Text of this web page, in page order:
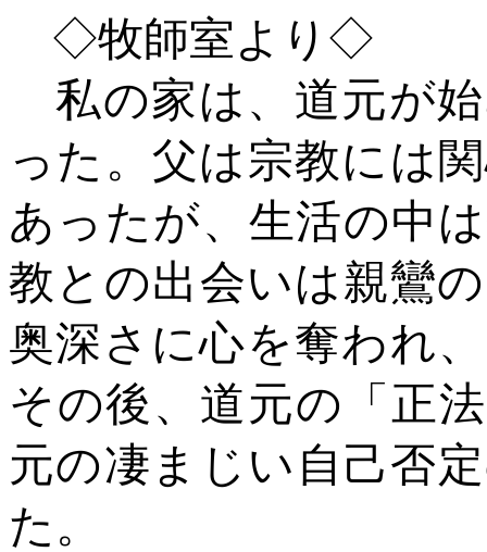
◇牧師室よ り ◇
私の家は、道元が
った。父は宗教には
あったが、生活の中
教との出会いは親鸞
奥深さに心を奪われ
その後、道元の「正
元の凄まじい自己否
た。